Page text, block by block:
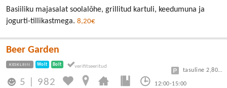
Basiiliku majasalat soolalõhe, grillitud kartuli, keedumuna ja
jogurti-tillikastmega. 8,20€
Beer Garden
KESKLINN Wolt Bolt
5 982 12:00-15:00
tasuline 2,80/30min